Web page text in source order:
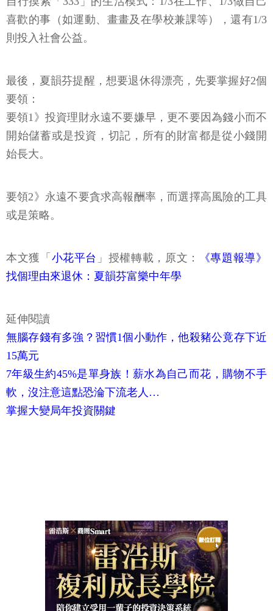
喜歡的事（如運動、畫畫及在學校兼課等），還有1/3
則投入社會公益。
最後，夏韻芬提醒，想要退休得漂亮，先要掌握好2個
要領：
要領1》投資理財永遠不要嫌早，更不要因為錢小而不
開始儲蓄或是投資，切記，所有的財富都是從小錢開
始長大。
要領2》永遠不要貪求高報酬率，而選擇高風險的工具
或是策略。
本文獲「 小花平台 」授權轉載，原文：
《專題報導》
找個理由來退休：夏韻芬富樂中年學
延伸閱讀
無腦存錢有多強？習慣1個小動作，他殺豬公竟存下近
15萬元
7年級生約45%是單身族！薪水為自己而花，購物不手
軟，沒注意這點恐淪下流老人…
掌握大變局年投資關鍵